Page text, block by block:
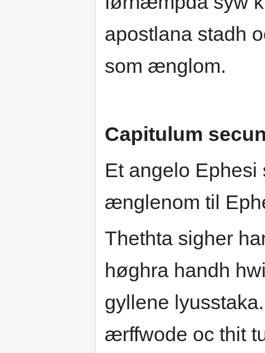
apostlana stadh
som ænglom.
Capitulum
Et angelo Ephesi
ænglenom til
Thethta sigher
høghra handh
gyllene
ærffwode oc thit